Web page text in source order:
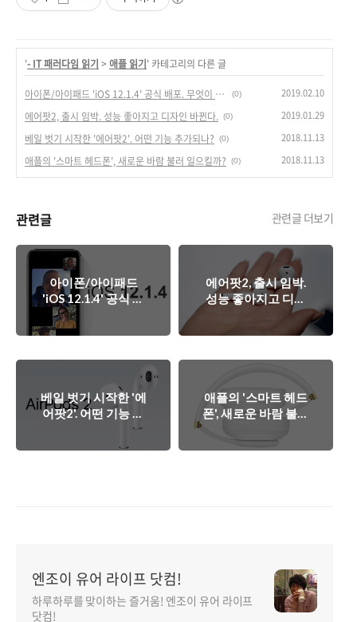
'- IT 패러다임 읽기 > 애플 읽기' 카테고리의 다른 글
아이폰/아이패드 'iOS 12.1.4' 공식 배포. 무엇이 바뀌었나? (0) 2019.02.10
에어팟2, 출시 임박. 성능 좋아지고 디자인 바뀐다. (0) 2019.01.29
베일 벗기 시작한 '에어팟2'. 어떤 기능 추가되나? (0) 2018.11.13
애플의 '스마트 헤드폰', 새로운 바람 불러 일으킬까? (0) 2018.11.13
관련글 관련글 더보기
아이폰/아이패드
'iOS 12.1.4' 공식 배
포. 무엇이 바뀌었나?
에어팟2, 출시 임박.
성능 좋아지고 디자
베일 벗기 시작한 '에
어팟2'. 어떤 기능 추
애플의 '스마트 헤드
폰', 새로운 바람 불러
엔조이 유어 라이프 닷컴!
하루하루를 맞이하는 즐거움! 엔조이 유어 라이프
닷컴!